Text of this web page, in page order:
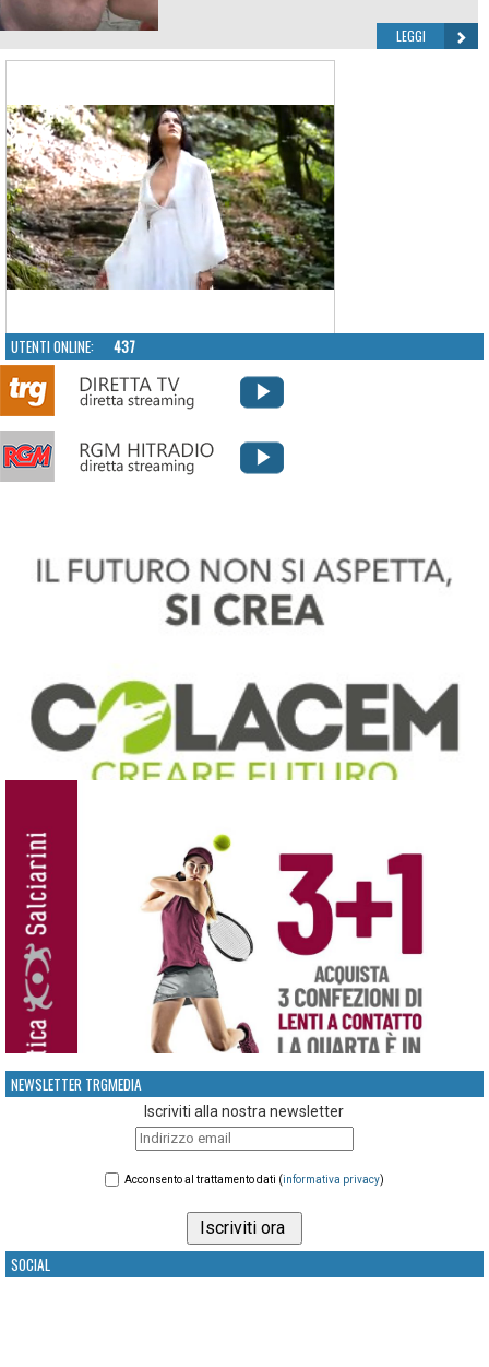
LEGGI
UTENTI ONLINE: 437
NEWSLETTER TRGMEDIA
Iscriviti alla nostra newsletter
Acconsento al trattamento dati (informativa privacy)
SOCIAL